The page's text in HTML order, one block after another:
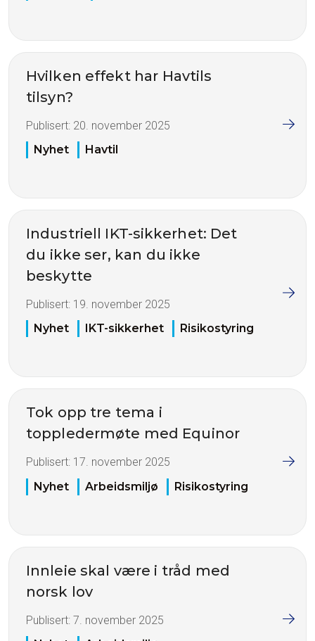
Hvilken effekt har Havtils
tilsyn?
Publisert: 20. november 2025
Nyhet
Havtil
Industriell IKT-sikkerhet: Det
du ikke ser, kan du ikke
beskytte
Publisert: 19. november 2025
Nyhet
IKT-sikkerhet Risikostyring
Tok opp tre tema i
toppledermøte med Equinor
Publisert: 17. november 2025
Nyhet
Arbeidsmiljø Risikostyring
Innleie skal være i tråd med
norsk lov
Publisert: 7. november 2025